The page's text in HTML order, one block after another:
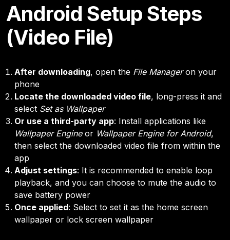
Android Setup Steps
(Video File)
After downloading, open the File Manageron your
phone
Locate the downloaded video file, long-press it and
select Set as Wallpaper
Or use a third-party app: Install applications like
Wallpaper Engineor Wallpaper Engine for Android,
then select the downloaded video file from within the
app
Adjust settings: It is recommended to enable loop
playback, and you can choose to mute the audio to
save battery power
Once applied: Select to set it as the home screen
wallpaper or lock screen wallpaper